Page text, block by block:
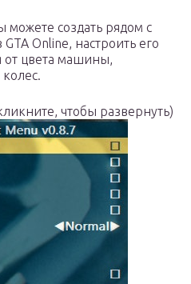
можете создать рядом с
Online, настроить его
от цвета машины,
чтобы развернуть)